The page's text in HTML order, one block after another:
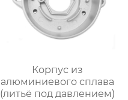
Корпус из
алюминиевого сплава
(литьё под давлением)